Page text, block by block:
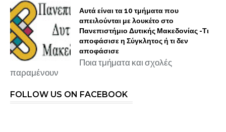
Αυτά είναι τα 10 τμήματα που
απειλούνται με λουκέτο στο
Πανεπιστήμιο Δυτικής Μακεδονίας -Τι
αποφάσισε η Σύγκλητος ή τι δεν
αποφάσισε
Ποια τμήματα και σχολές
παραμένουν
FOLLOW US ON FACEBOOK